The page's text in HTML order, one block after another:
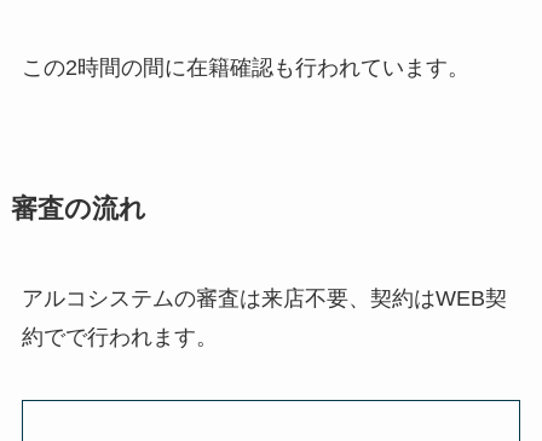
この2時間の間に在籍確認も行われています。
審査の流れ
アルコシステムの審査は来店不要、契約はWEB契
約でで行われます。